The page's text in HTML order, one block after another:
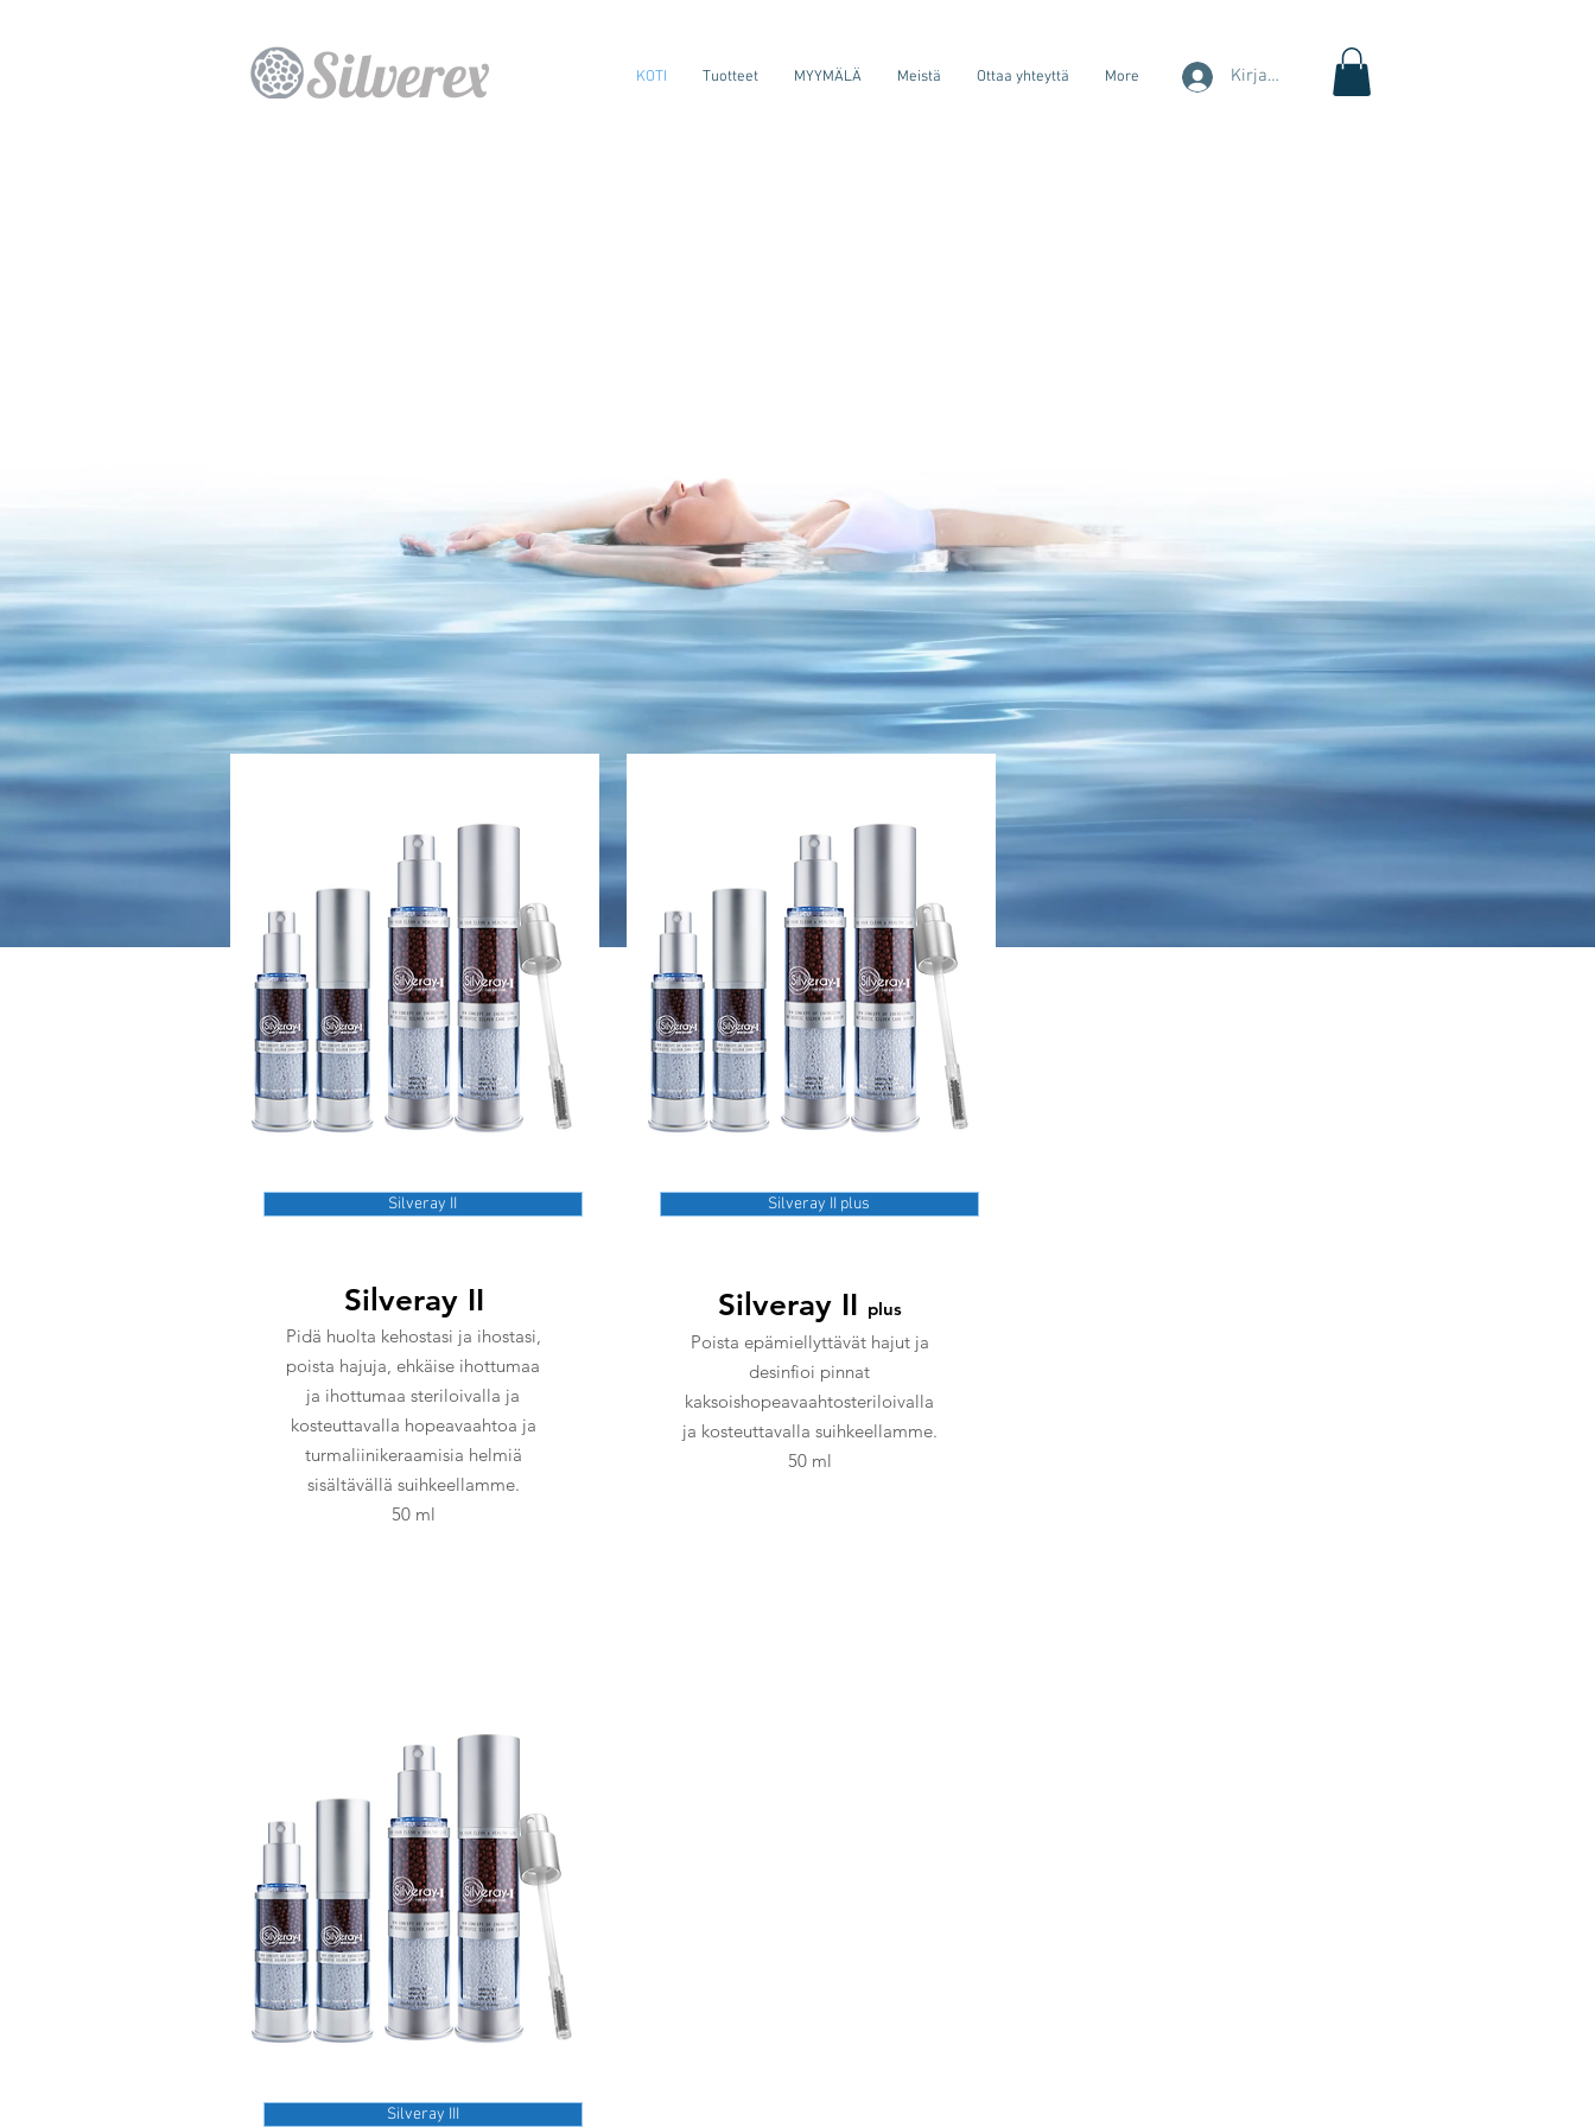
Silverex KOTI Tuotteet MYYMÄLÄ Meistä Ottaa yhteyttä More Kirjaudu
Silveray II
Silveray II
Pidä huolta kehostasi ja ihostasi,
poista hajuja, ehkäise ihottumaa
ja ihottumaa steriloivalla ja
kosteuttavalla hopeavaahtoa ja
turmaliinikeraamisia helmiä
sisältävällä suihkeellamme.
50 ml
Silveray II plus
Silveray II plus
Poista epämiellyttävät hajut ja
desinfioi pinnat
kaksoishopeavaahtosteriloivalla
ja kosteuttavalla suihkeellamme.
50 ml
Silveray III